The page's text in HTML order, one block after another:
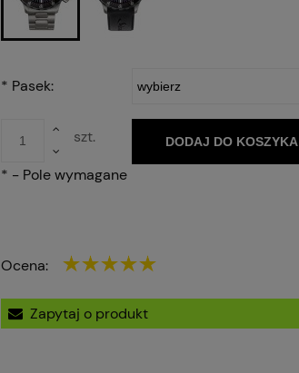
* Pasek:
szt. DODAJ DO KOSZYKA
* - Pole wymagane
Ocena:
Zapytaj o produkt